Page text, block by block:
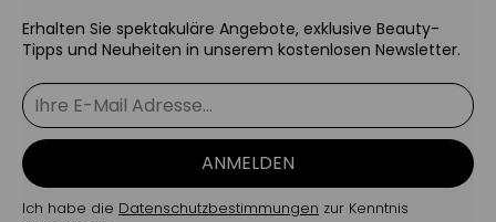
Erhalten Sie spektakuläre Angebote, exklusive Beauty-
Tipps und Neuheiten in unserem kostenlosen Newsletter.
ANMELDEN
Ich habe die Datenschutzbestimmungen zur Kenntnis